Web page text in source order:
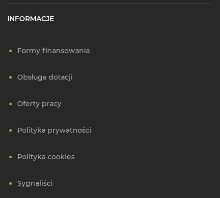
INFORMACJE
Formy finansowania
Obsługa dotacji
Oferty pracy
Polityka prywatności
Polityka cookies
Sygnaliści